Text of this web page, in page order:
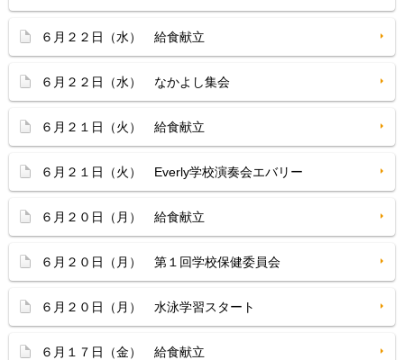
６月２２日（水） 給食献立
６月２２日（水） なかよし集会
６月２１日（火） 給食献立
６月２１日（火） Everly学校演奏会エバリー
６月２０日（月） 給食献立
６月２０日（月） 第１回学校保健委員会
６月２０日（月） 水泳学習スタート
６月１７日（金） 給食献立